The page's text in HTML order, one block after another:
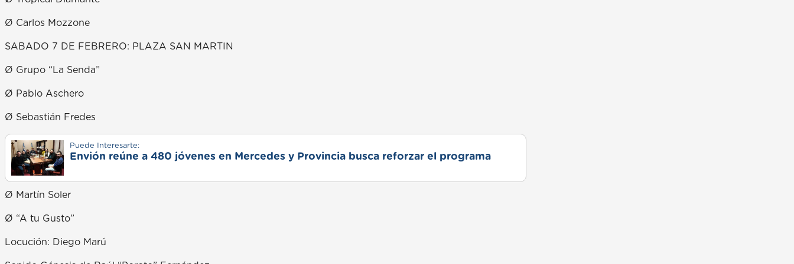
Ø Carlos Mozzone
SABADO 7 DE FEBRERO: PLAZA SAN MARTIN
Ø Grupo “La Senda”
Ø Pablo Aschero
Ø Sebastián Fredes
Puede Interesarte:
Envión reúne a 480 jóvenes en Mercedes y Provincia busca reforzar el programa
Ø Martín Soler
Ø “A tu Gusto”
Locución: Diego Marú